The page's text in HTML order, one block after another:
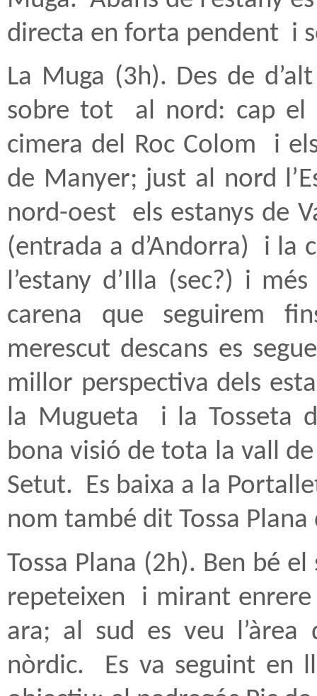
directa en forta pendent i
La Muga (3h). Des de
sobre tot
al nord: cap el
cimera del Roc Colom
i
de Manyer; just al nord
nord-oest
els estanys de
(entrada a d’Andorra)
i la
l’estany d’Illa (sec?) i
carena que seguirem
merescut descans es
millor perspectiva dels
la Mugueta
i la Tosseta
bona visió de tota la vall
Setut. Es baixa a la
nom també dit Tossa Plana
Tossa Plana (2h). Ben bé
repeteixen
i mirant enrere
ara; al sud es veu l’àrea
nòrdic.
Es va seguint en